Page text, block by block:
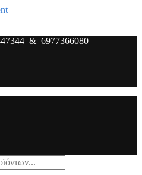
& 6977366080